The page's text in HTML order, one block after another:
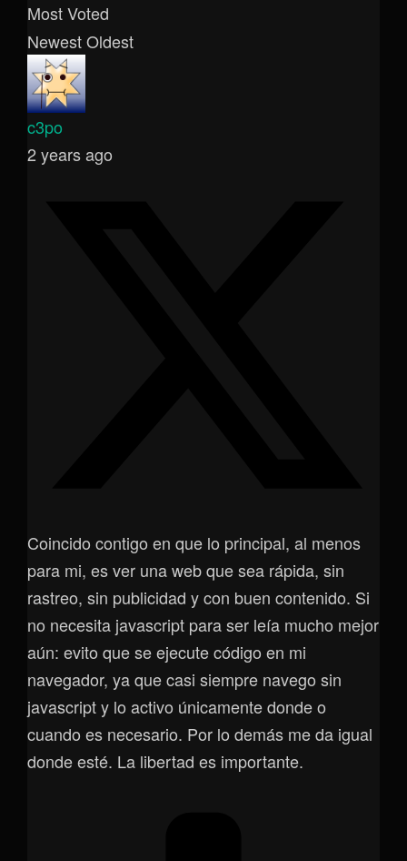
Most Voted
NewestOldest
c3po
2 years ago
Coincido contigo en que lo principal, al menos
para mi, es ver una web que sea rápida, sin
rastreo, sin publicidad y con buen contenido. Si
no necesita javascript para ser leía mucho mejor
aún: evito que se ejecute código en mi
navegador, ya que casi siempre navego sin
javascript y lo activo únicamente donde o
cuando es necesario. Por lo demás me da igual
donde esté. La libertad es importante.